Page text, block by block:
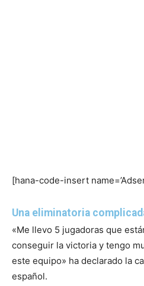
[hana-code-insert
Una eliminatoria
«Me llevo 5 jugadoras que
conseguir la victoria y tengo
este equipo» ha declarado la
español.